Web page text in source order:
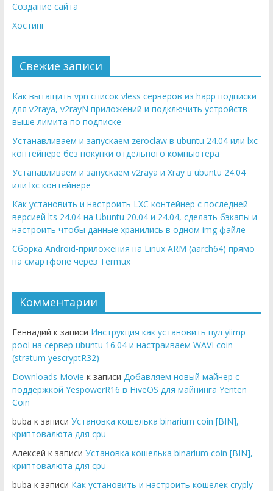
Создание сайта
Хостинг
Свежие записи
Как вытащить vpn список vless серверов из happ подписки
для v2raya, v2rayN приложений и подключить устройств
выше лимита по подписке
Устанавливаем и запускаем zeroclaw в ubuntu 24.04 или lxc
контейнере без покупки отдельного компьютера
Устанавливаем и запускаем v2raya и Xray в ubuntu 24.04
или lxc контейнере
Как установить и настроить LXC контейнер с последней
версией lts 24.04 на Ubuntu 20.04 и 24.04, сделать бэкапы и
настроить чтобы данные хранились в одном img файле
Сборка Android-приложения на Linux ARM (aarch64) прямо
на смартфоне через Termux
Комментарии
Геннадий к записи Инструкция как установить пул yiimp
pool на сервер ubuntu 16.04 и настраиваем WAVI coin
(stratum yescryptR32)
Downloads Movie к записи Добавляем новый майнер с
поддержкой YespowerR16 в HiveOS для майнинга Yenten
Coin
buba к записи Установка кошелька binarium coin [BIN],
криптовалюта для cpu
Алексей к записи Установка кошелька binarium coin [BIN],
криптовалюта для cpu
buba к записи Как установить и настроить кошелек cryply